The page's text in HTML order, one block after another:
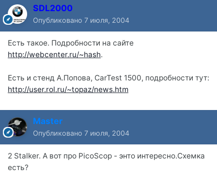
SDL2000
Опубликовано 7 июля, 2004
Есть такое. Подробности на сайте
http://webcenter.ru/~hash.
Есть и стенд А.Попова, CarTest 1500, подробности тут:
http://user.rol.ru/~topaz/news.htm
Master
Опубликовано 7 июля, 2004
2 Stalker. А вот про PicoScop - энто интересно.Схемка
есть?